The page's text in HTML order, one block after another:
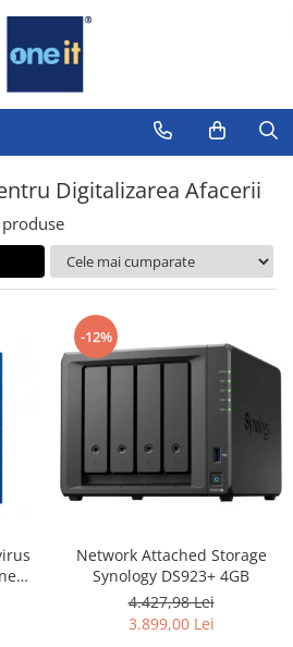
Digitalizarea Afacerii
produse
2
-12%
Network Attached Storage
Synology DS923+ 4GB
4.427,98 Lei
3.899,00 Lei